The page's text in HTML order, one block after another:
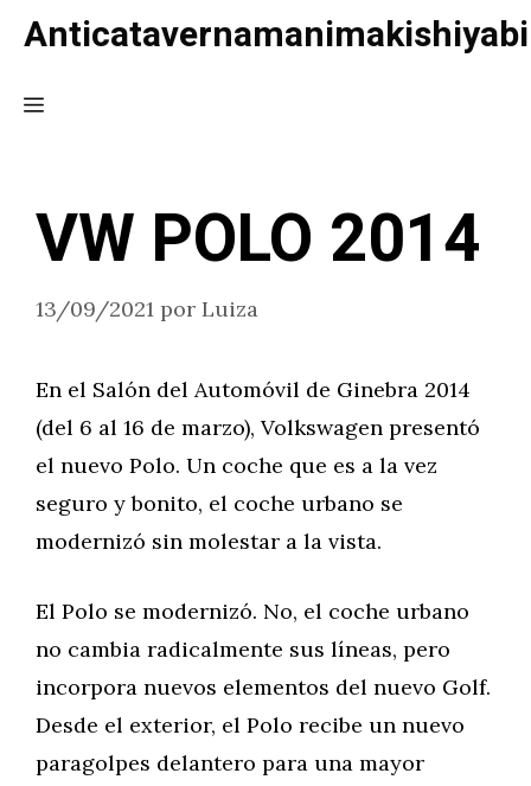
Saltar
contenido
Anticatavernamanimakishiyabi
Menú
VW POLO 2014
13/09/2021 por Luiza
En el Salón del Automóvil de Ginebra 2014
(del 6 al 16 de marzo), Volkswagen presentó
el nuevo Polo. Un coche que es a la vez
seguro y bonito, el coche urbano se
modernizó sin molestar a la vista.
El Polo se modernizó. No, el coche urbano
no cambia radicalmente sus líneas, pero
incorpora nuevos elementos del nuevo Golf.
Desde el exterior, el Polo recibe un nuevo
paragolpes delantero para una mayor